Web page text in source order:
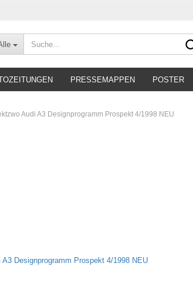
PRESSEMAPPEN POSTER
Audi A3 Designprogramm Prospekt 4/1998 NEU